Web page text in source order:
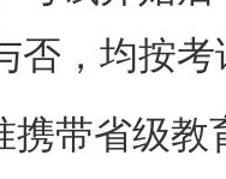
否，均按
携带省级